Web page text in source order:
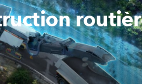
durables